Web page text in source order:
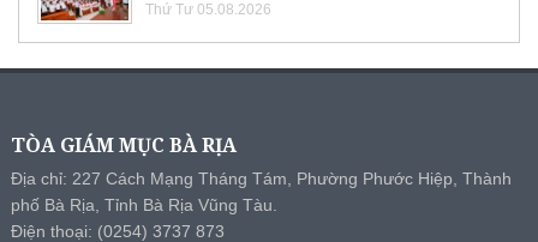
Thứ Tư 05.08.2026
TÒA GIÁM MỤC BÀ RỊA
Địa chỉ: 227 Cách Mạng Tháng Tám, Phường Phước Hiệp, Thành
phố Bà Rịa, Tỉnh Bà Rịa Vũng Tàu.
Điện thoại: (0254) 3737 873